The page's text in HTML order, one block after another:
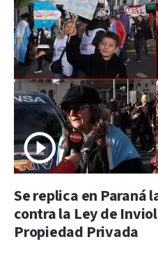
Se replica en Paraná
contra la Ley de
Propiedad Privada